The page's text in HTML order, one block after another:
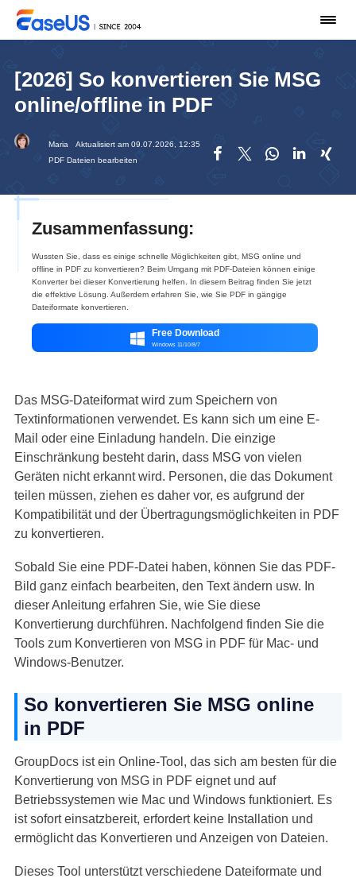
[2026] So konvertieren Sie MSG
online/offline in PDF
Maria
Aktualisiert am 09.07.2026, 12:35
PDF Dateien bearbeiten
    
Zusammenfassung:
Wussten Sie, dass es einige schnelle Möglichkeiten gibt, MSG online und
offline in PDF zu konvertieren? Beim Umgang mit PDF-Dateien können einige
Konverter bei dieser Konvertierung helfen. In diesem Beitrag finden Sie jetzt
die effektive Lösung. Außerdem erfahren Sie, wie Sie PDF in gängige
Dateiformate konvertieren.
 Free Download
Windows 11/10/8/7
Das MSG-Dateiformat wird zum Speichern von
Textinformationen verwendet. Es kann sich um eine E-
Mail oder eine Einladung handeln. Die einzige
Einschränkung besteht darin, dass MSG von vielen
Geräten nicht erkannt wird. Personen, die das Dokument
teilen müssen, ziehen es daher vor, es aufgrund der
Kompatibilität und der Übertragungsmöglichkeiten in PDF
zu konvertieren.
Sobald Sie eine PDF-Datei haben, können Sie das PDF-
Bild ganz einfach bearbeiten, den Text ändern usw. In
dieser Anleitung erfahren Sie, wie Sie diese
Konvertierung durchführen. Nachfolgend finden Sie die
Tools zum Konvertieren von MSG in PDF für Mac- und
Windows-Benutzer.
So konvertieren Sie MSG online
in PDF
GroupDocs ist ein Online-Tool, das sich am besten für die
Konvertierung von MSG in PDF eignet und auf
Betriebssystemen wie Mac und Windows funktioniert. Es
ist sofort einsatzbereit, erfordert keine Installation und
ermöglicht das Konvertieren und Anzeigen von Dateien.
Dieses Tool unterstützt verschiedene Dateiformate und